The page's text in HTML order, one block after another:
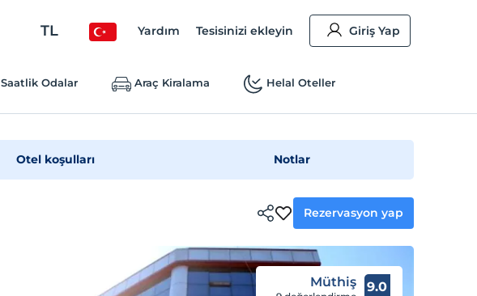
TL Yardım Tesisinizi ekleyin Giriş Yap
Saatlik Odalar Araç Kiralama Helal Oteller
Otel koşulları Notlar
Rezervasyon yap
Müthiş 9.0